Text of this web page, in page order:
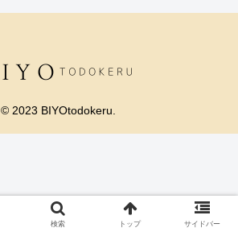
© 2023 BIYOtodokeru.
検索 トップ サイドバー